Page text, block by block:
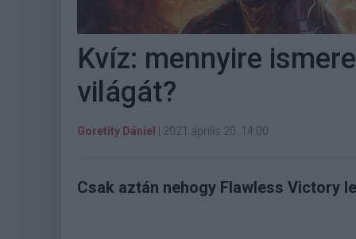
Kvíz: mennyire
világát?
Goretity Dániel 2021 április 20. 14:00
Csak aztán nehogy Flawless Victory